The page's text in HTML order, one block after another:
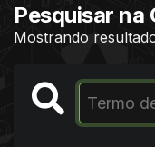
Pesquisar na
Mostrando